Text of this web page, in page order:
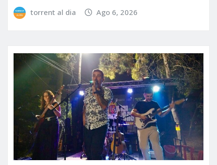
torrent al dia Ago 6, 2026